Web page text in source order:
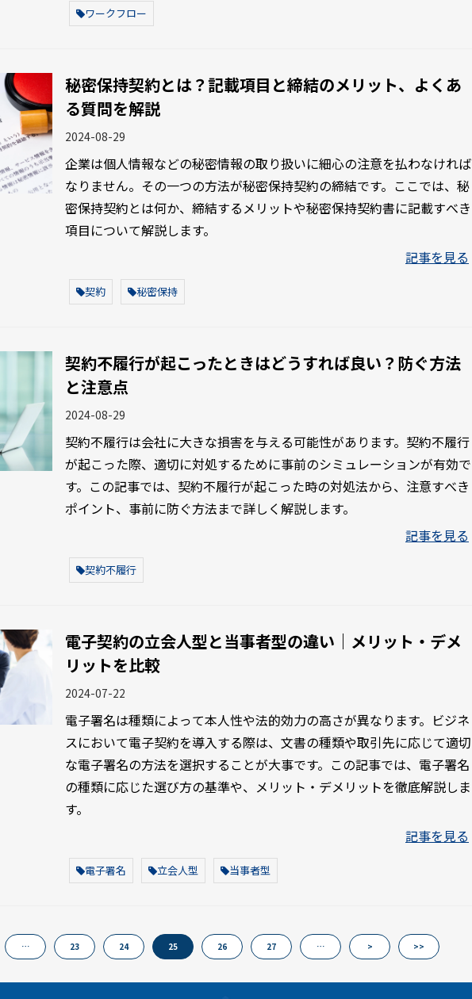
ワークフロー
秘密保持契約とは？記載項目と締結のメリット、よくあ
る質問を解説
2024-08-29
企業は個人情報などの秘密情報の取り扱いに細心の注意を払わなければ
なりません。その一つの方法が秘密保持契約の締結です。ここでは、秘
密保持契約とは何か、締結するメリットや秘密保持契約書に記載すべき
項目について解説します。
記事を見る
契約 秘密保持
契約不履行が起こったときはどうすれば良い？防ぐ方法
と注意点
2024-08-29
契約不履行は会社に大きな損害を与える可能性があります。契約不履行
が起こった際、適切に対処するために事前のシミュレーションが有効で
す。この記事では、契約不履行が起こった時の対処法から、注意すべき
ポイント、事前に防ぐ方法まで詳しく解説します。
記事を見る
契約不履行
電子契約の立会人型と当事者型の違い｜メリット・デメ
リットを比較
2024-07-22
電子署名は種類によって本人性や法的効力の高さが異なります。ビジネ
スにおいて電子契約を導入する際は、文書の種類や取引先に応じて適切
な電子署名の方法を選択することが大事です。この記事では、電子署名
の種類に応じた選び方の基準や、メリット・デメリットを徹底解説しま
す。
記事を見る
電子署名 立会人型 当事者型
… 23 24 25 26 27 … > >>